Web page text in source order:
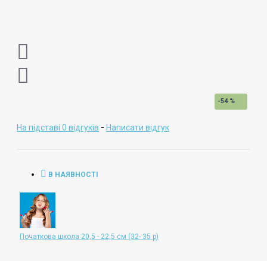
-54 %
На підставі 0 відгуків - Написати відгук
В НАЯВНОСТІ
Початкова школа 20,5 - 22,5 см (32- 35 р)